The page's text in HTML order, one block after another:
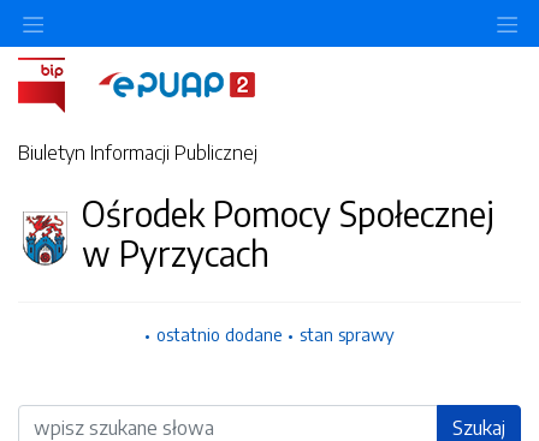
Biuletyn Informacji Publicznej
Ośrodek Pomocy Społecznej
w Pyrzycach
ostatnio dodane stan sprawy
Wyszukiwarka Szukaj